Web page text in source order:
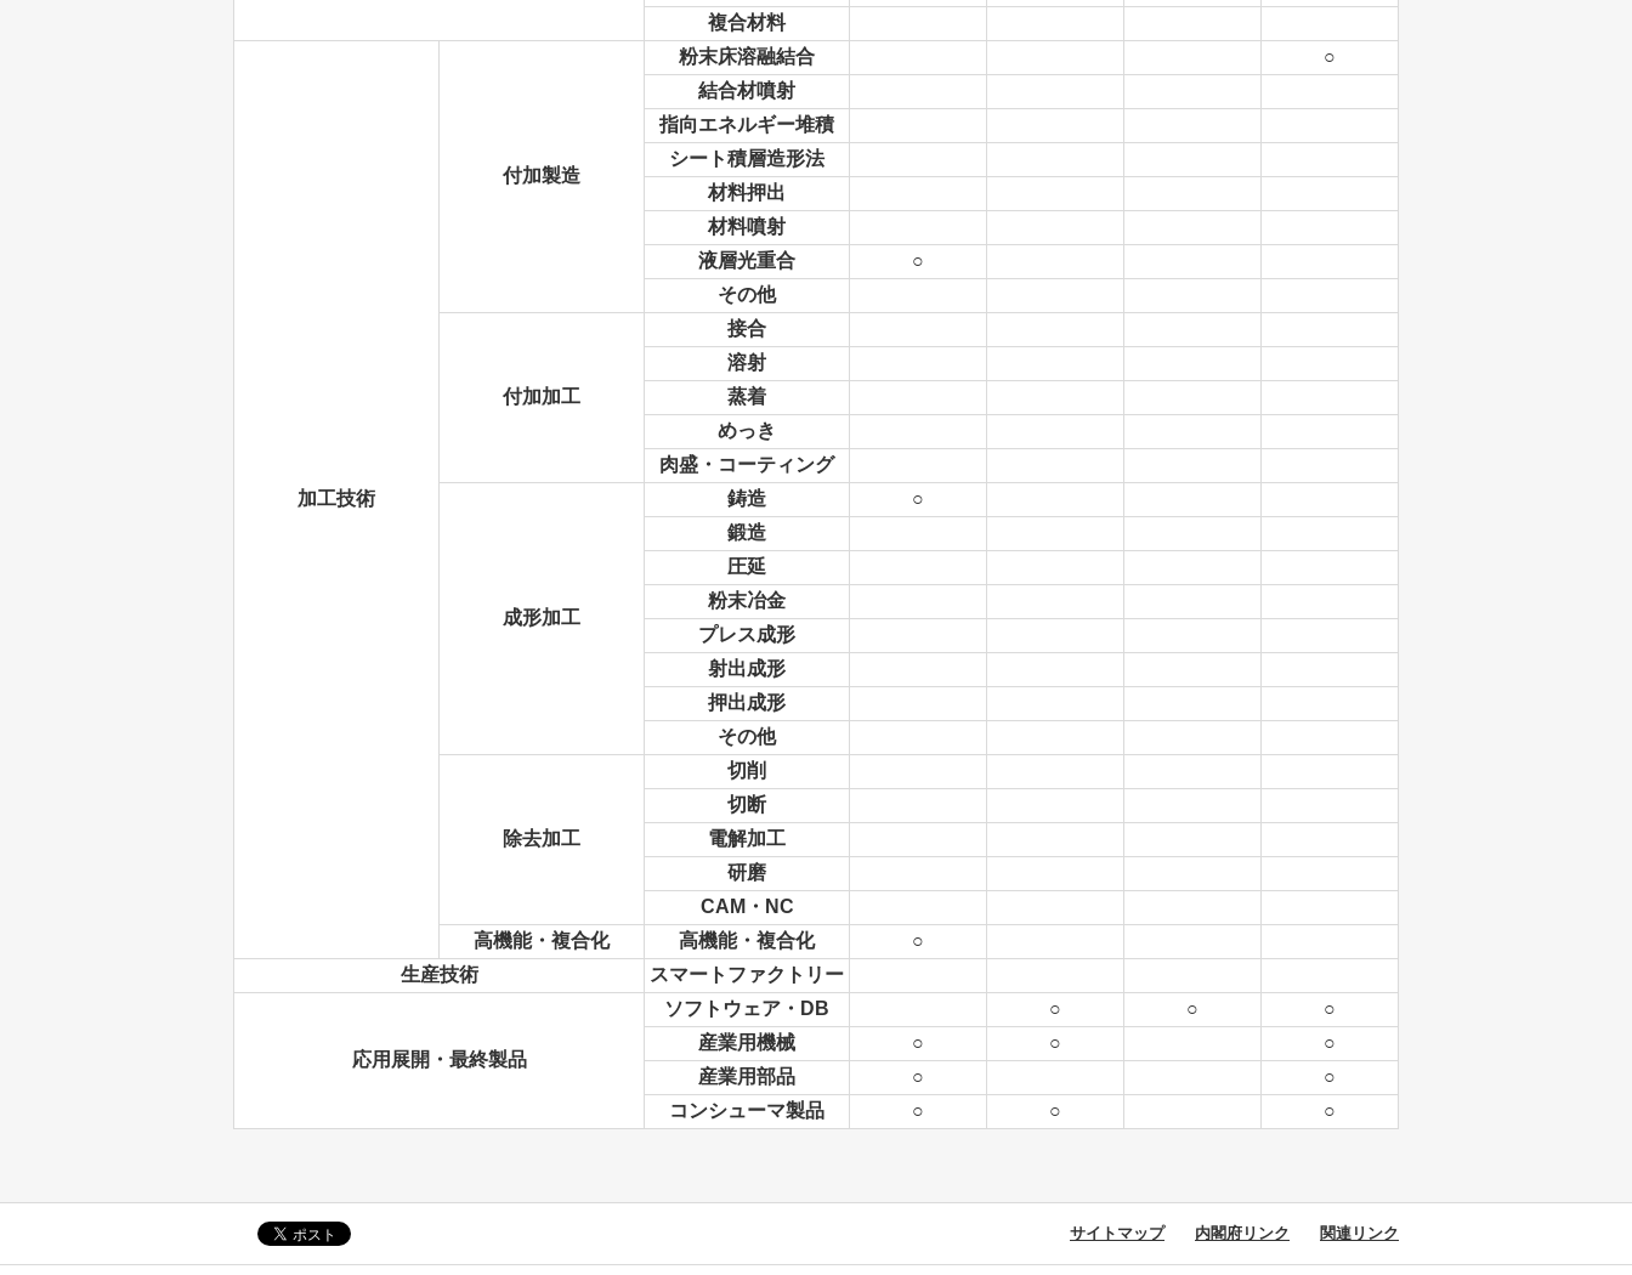
複合材料
加工技術
付加製造
粉末床溶融結合
○
結合材噴射
指向エネルギー堆積
シート積層造形法
材料押出
材料噴射
液層光重合
○
その他
付加加工
接合
溶射
蒸着
めっき
肉盛・コーティング
成形加工
鋳造
○
鍛造
圧延
粉末冶金
プレス成形
射出成形
押出成形
その他
除去加工
切削
切断
電解加工
研磨
CAM・NC
高機能・複合化
高機能・複合化
○
生産技術
スマートファクトリー
応用展開・最終製品
ソフトウェア・DB ○ ○
○
産業用機械
○ ○
○
産業用部品
○
○
コンシューマ製品
○ ○ ○
サイトマップ 内閣府リンク 関連リンク